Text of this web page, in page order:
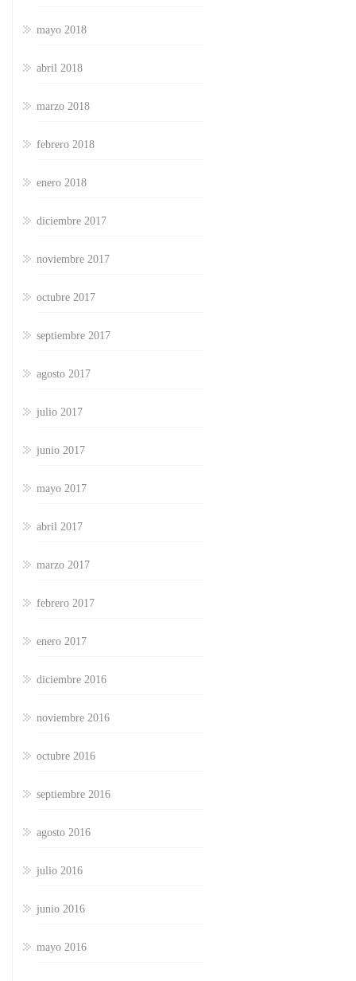
mayo 2018
abril 2018
marzo 2018
febrero 2018
enero 2018
diciembre 2017
noviembre 2017
octubre 2017
septiembre 2017
agosto 2017
julio 2017
junio 2017
mayo 2017
abril 2017
marzo 2017
febrero 2017
enero 2017
diciembre 2016
noviembre 2016
octubre 2016
septiembre 2016
agosto 2016
julio 2016
junio 2016
mayo 2016